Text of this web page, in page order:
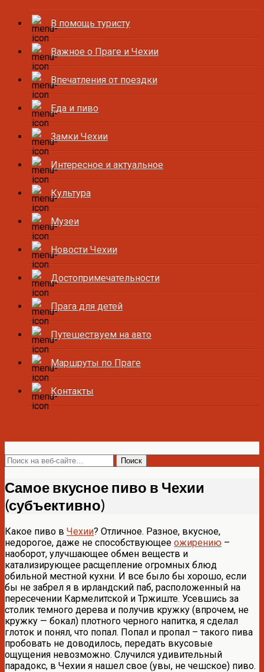
В помощь туристу
Важное о Праге и Чехии
Впечатления от поездки
Еда и пиво
Замки Чехии
Интересное и актуальное
Культура
Музеи
Новости Чехии
Достопримечательности
Прага для детей
Путешествуем на авто
Маршруты по Праге
Контакты
Самое вкусное пиво в Чехии
(субъективно)
Какое пиво в Чехии? Отличное. Разное, вкусное,
недорогое, даже не способствующее ожирению –
наоборот, улучшающее обмен веществ и
катализирующее расщепление огромных блюд
обильной местной кухни. И все было бы хорошо, если
бы не забрел я в ирландский паб, расположенный на
пересечении Кармелитской и Тржиште. Усевшись за
столик темного дерева и получив кружку (впрочем, не
кружку — бокал) плотного черного напитка, я сделал
глоток и понял, что попал. Попал и пропал – такого пива
пробовать не доводилось, передать вкусовые
ощущения невозможно. Случился удивительный
парадокс, в Чехии я нашел свое (увы, не чешское) пиво.